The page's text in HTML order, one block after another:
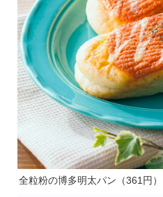
全粒粉の博多明太パン（361円）